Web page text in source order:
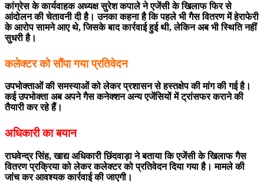
कांग्रेस के कार्यवाहक अध्यक्ष सुरेश कपाले ने एजेंसी के खिलाफ फिर से
आंदोलन की चेतावनी दी है। उनका कहना है कि पहले भी गैस वितरण में हेराफेरी
के आरोप सामने आए थे, जिसके बाद कार्रवाई हुई थी, लेकिन अब भी स्थिति नहीं
सुधरी है।
कलेक्टर को सौंपा गया प्रतिवेदन
उपभोक्ताओं की समस्याओं को लेकर प्रशासन से हस्तक्षेप की मांग की गई है।
कई उपभोक्ता अब अपने गैस कनेक्शन अन्य एजेंसियों में ट्रांसफर कराने की
तैयारी कर रहे हैं।
अधिकारी का बयान
राघवेन्द्र सिंह, खाद्य अधिकारी छिंदवाड़ा ने बताया कि एजेंसी के खिलाफ गैस
वितरण प्रक्रिया को लेकर कलेक्टर को प्रतिवेदन दिया गया है। मामले की
जांच कर आवश्यक कार्रवाई की जाएगी।